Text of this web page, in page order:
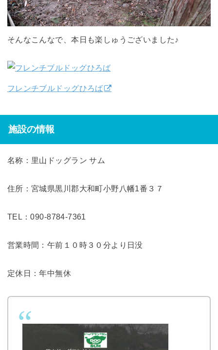
そんなこんなで、本日も楽しゅうございました♪
フレンチブルドッグひろば
施設の情報
名称：里山ドッグラン サム
住所：宮城県黒川郡大和町小野八幡1番３７
TEL：090-8784-7361
営業時間：午前１０時３０分より日没
定休日：年中無休